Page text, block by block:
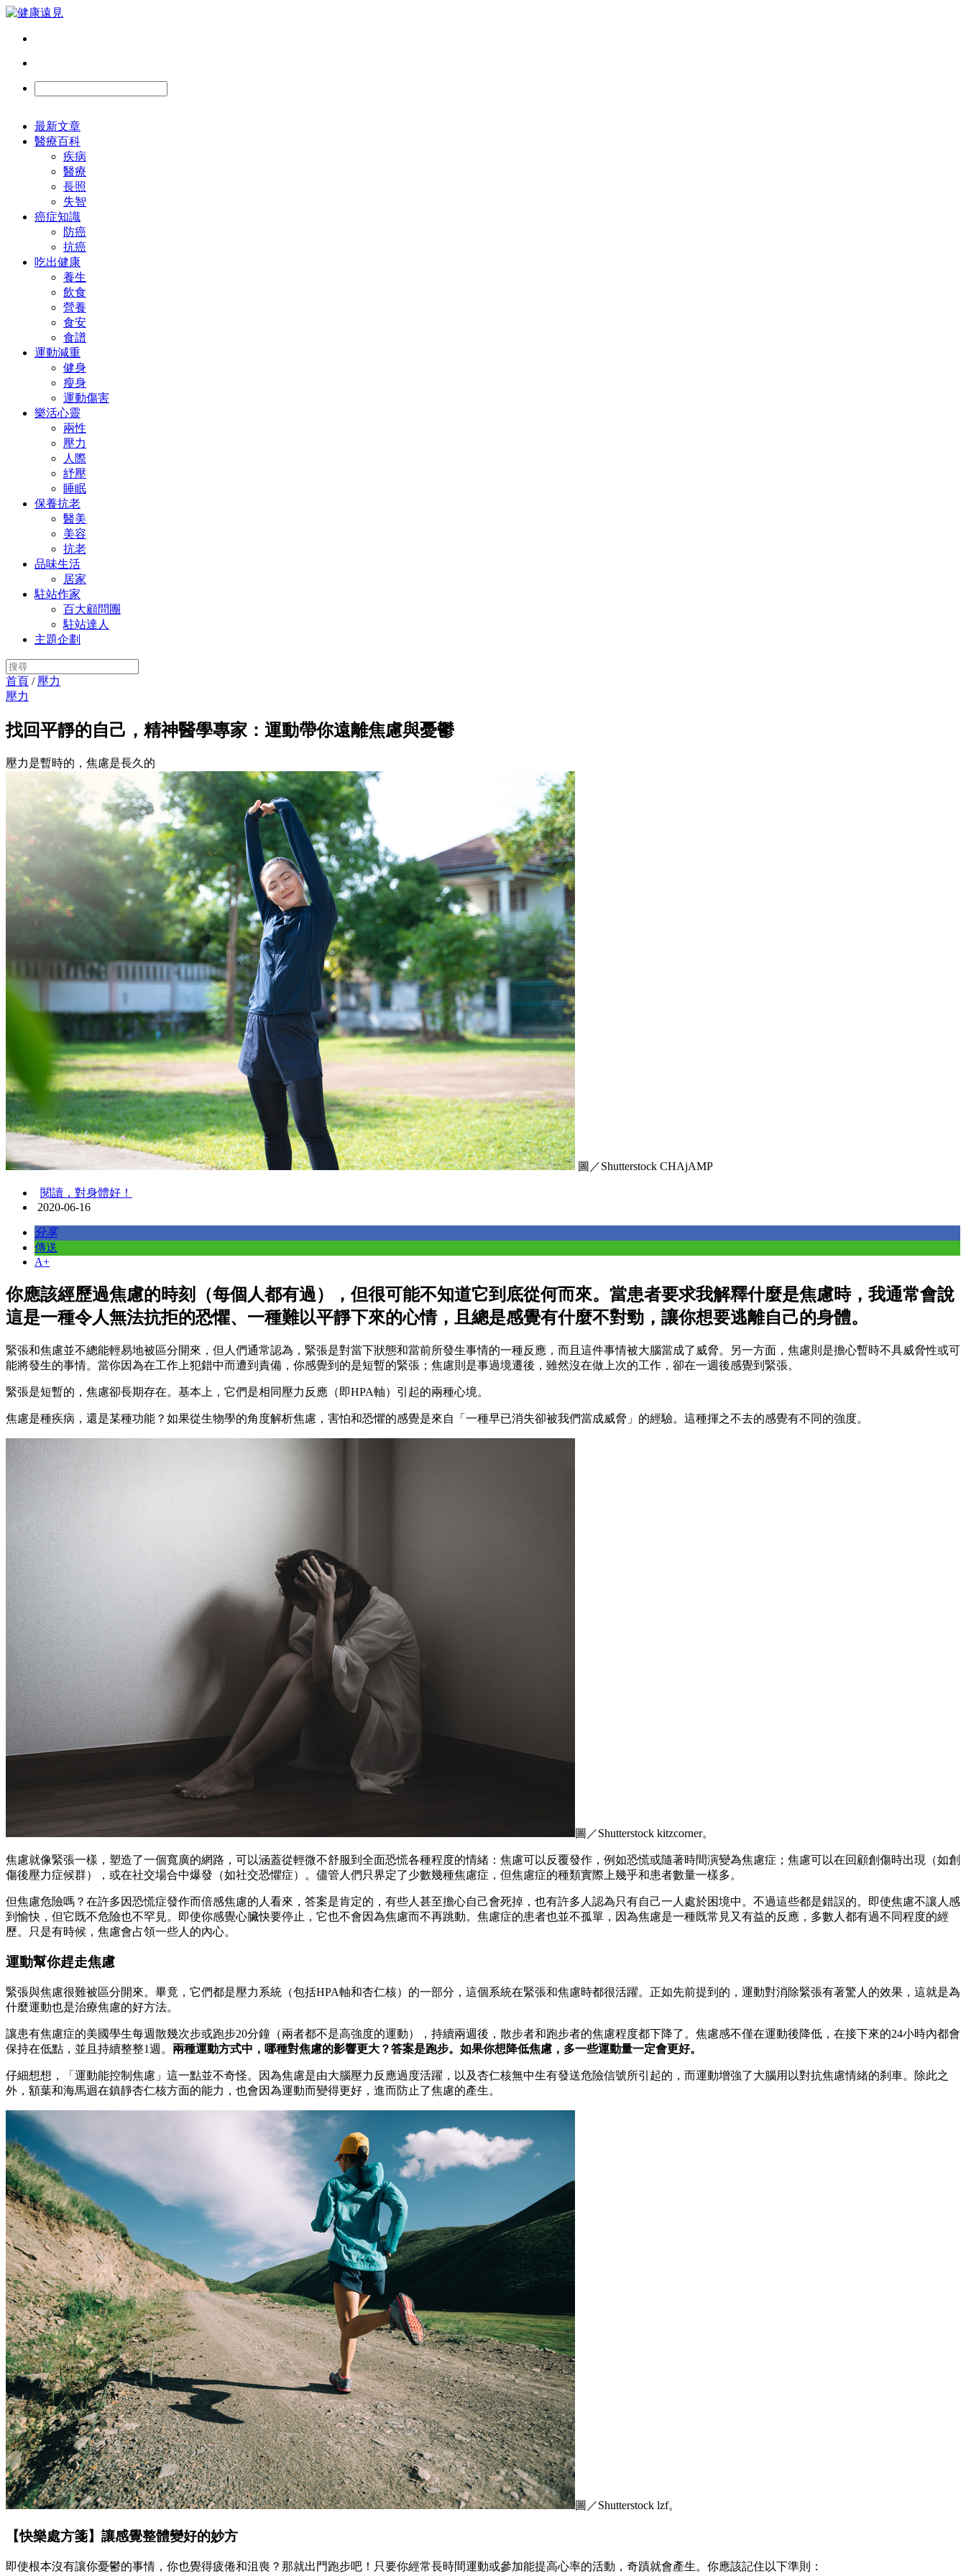
最新文章
醫療百科
疾病
醫療
長照
失智
癌症知識
防癌
抗癌
吃出健康
養生
飲食
營養
食安
食譜
運動減重
健身
瘦身
運動傷害
樂活心靈
兩性
壓力
人際
紓壓
睡眠
保養抗老
醫美
美容
抗老
品味生活
居家
駐站作家
百大顧問團
駐站達人
主題企劃
首頁 / 壓力
壓力
找回平靜的自己，精神醫學專家：運動帶你遠離焦慮與憂鬱
壓力是暫時的，焦慮是長久的
圖／Shutterstock CHAjAMP
閱讀，對身體好！
2020-06-16
分享
傳送
A+
你應該經歷過焦慮的時刻（每個人都有過），但很可能不知道它到底從何而來。當患者要求我解釋什麼是焦慮時，我通常會說
這是一種令人無法抗拒的恐懼、一種難以平靜下來的心情，且總是感覺有什麼不對勁，讓你想要逃離自己的身體。
緊張和焦慮並不總能輕易地被區分開來，但人們通常認為，緊張是對當下狀態和當前所發生事情的一種反應，而且這件事情被大腦當成了威脅。另一方面，焦慮則是擔心暫時不具威脅性或可
能將發生的事情。當你因為在工作上犯錯中而遭到責備，你感覺到的是短暫的緊張；焦慮則是事過境遷後，雖然沒在做上次的工作，卻在一週後感覺到緊張。
緊張是短暫的，焦慮卻長期存在。基本上，它們是相同壓力反應（即HPA軸）引起的兩種心境。
焦慮是種疾病，還是某種功能？如果從生物學的角度解析焦慮，害怕和恐懼的感覺是來自「一種早已消失卻被我們當成威脅」的經驗。這種揮之不去的感覺有不同的強度。
圖／Shutterstock kitzcorner。
焦慮就像緊張一樣，塑造了一個寬廣的網路，可以涵蓋從輕微不舒服到全面恐慌各種程度的情緒：焦慮可以反覆發作，例如恐慌或隨著時間演變為焦慮症；焦慮可以在回顧創傷時出現（如創
傷後壓力症候群），或在社交場合中爆發（如社交恐懼症）。儘管人們只界定了少數幾種焦慮症，但焦慮症的種類實際上幾乎和患者數量一樣多。
但焦慮危險嗎？在許多因恐慌症發作而倍感焦慮的人看來，答案是肯定的，有些人甚至擔心自己會死掉，也有許多人認為只有自己一人處於困境中。不過這些都是錯誤的。即使焦慮不讓人感
到愉快，但它既不危險也不罕見。即使你感覺心臟快要停止，它也不會因為焦慮而不再跳動。焦慮症的患者也並不孤單，因為焦慮是一種既常見又有益的反應，多數人都有過不同程度的經
歷。只是有時候，焦慮會占領一些人的內心。
運動幫你趕走焦慮
緊張與焦慮很難被區分開來。畢竟，它們都是壓力系統（包括HPA軸和杏仁核）的一部分，這個系統在緊張和焦慮時都很活躍。正如先前提到的，運動對消除緊張有著驚人的效果，這就是為
什麼運動也是治療焦慮的好方法。
讓患有焦慮症的美國學生每週散幾次步或跑步20分鐘（兩者都不是高強度的運動），持續兩週後，散步者和跑步者的焦慮程度都下降了。焦慮感不僅在運動後降低，在接下來的24小時內都會
保持在低點，並且持續整整1週。 兩種運動方式中，哪種對焦慮的影響更大？答案是跑步。如果你想降低焦慮，多一些運動量一定會更好。
仔細想想，「運動能控制焦慮」這一點並不奇怪。因為焦慮是由大腦壓力反應過度活躍，以及杏仁核無中生有發送危險信號所引起的，而運動增強了大腦用以對抗焦慮情緒的刹車。除此之
外，額葉和海馬迴在鎮靜杏仁核方面的能力，也會因為運動而變得更好，進而防止了焦慮的產生。
圖／Shutterstock lzf。
【快樂處方箋】讓感覺整體變好的妙方
即使根本沒有讓你憂鬱的事情，你也覺得疲倦和沮喪？那就出門跑步吧！只要你經常長時間運動或參加能提高心率的活動，奇蹟就會產生。你應該記住以下準則：